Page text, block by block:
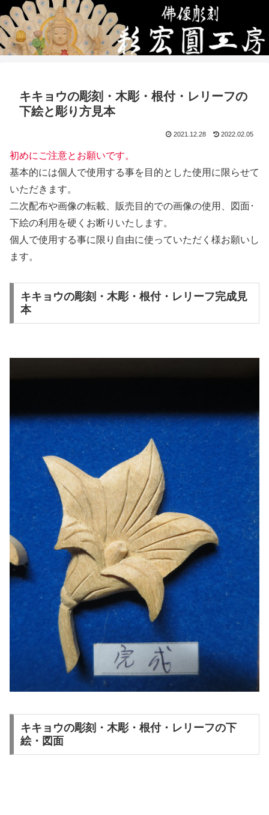
キキョウの彫刻・木彫・根付・レリーフの
下絵と彫り方見本
2021.12.28 2022.02.05
初めにご注意とお願いです。
基本的には個人で使用する事を目的とした使用に限らせて
いただきます。
二次配布や画像の転載、販売目的での画像の使用、図面･
下絵の利用を硬くお断りいたします。
個人で使用する事に限り自由に使っていただく様お願いし
ます。
キキョウの彫刻・木彫・根付・レリーフ完成見
本
キキョウの彫刻・木彫・根付・レリーフの下
絵・図面